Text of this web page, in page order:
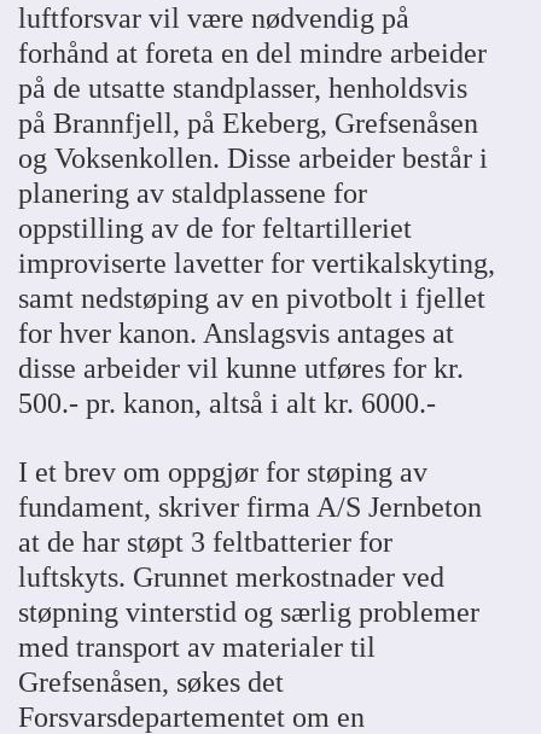
luftforsvar vil være nødvendig på
forhånd at foreta en del mindre arbeider
på de utsatte standplasser, henholdsvis
på Brannfjell, på Ekeberg, Grefsenåsen
og Voksenkollen. Disse arbeider består i
planering av staldplassene for
oppstilling av de for feltartilleriet
improviserte lavetter for vertikalskyting,
samt nedstøping av en pivotbolt i fjellet
for hver kanon. Anslagsvis antages at
disse arbeider vil kunne utføres for kr.
500.- pr. kanon, altså i alt kr. 6000.-
I et brev om oppgjør for støping av
fundament, skriver firma A/S Jernbeton
at de har støpt 3 feltbatterier for
luftskyts. Grunnet merkostnader ved
støpning vinterstid og særlig problemer
med transport av materialer til
Grefsenåsen, søkes det
Forsvarsdepartementet om en